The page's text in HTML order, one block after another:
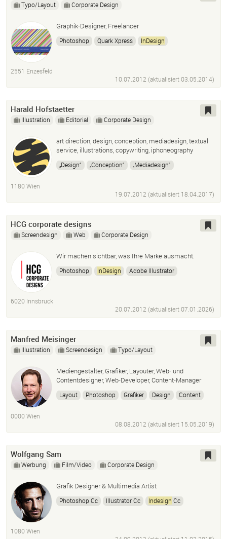
Typo/Layout Corporate Design
Graphik-Designer, Freelancer
Photoshop Quark Xpress
InDesign
2551 Enzesfeld
10.07.2012 (aktualisiert03.05.2014)
Harald Hofstaetter
Illustration Editorial Corporate Design
art direction, design, conception, mediadesign, textual
service, illustrations, copywriting, iphoneography
„Design“ „Conception“
„Mediadesign“
„Adobe Cc
Photoshop Adobe Illustrator
InDesign
Muse
Dreamweaver
1180 Wien
19.07.2012 (aktualisiert 18.04.2017)
HCG corporate designs
Screendesign Web Corporate Design
Wir machen sichtbar, was Ihre Marke ausmacht.
Photoshop InDesign
Adobe Illustrator
6020 Innsbruck
20.07.2012 (aktualisiert07.01.2026)
Manfred Meisinger
Illustration Screendesign Typo/Layout
Mediengestalter, Grafiker, Layouter, Web- und
Contentdesigner, Web-Developer, Content-Manager
Layout Photoshop Grafiker Design
Content
0000 Wien
08.08.2012 (aktualisiert 15.05.2019)
Wolfgang Sam
Werbung Film/Video Corporate Design
Grafik Designer & Multimedia Artist
Photoshop Cc Illustrator Cc Indesign Cc
Maxon Cinema 4D R.16
HTML CSS
1080 Wien